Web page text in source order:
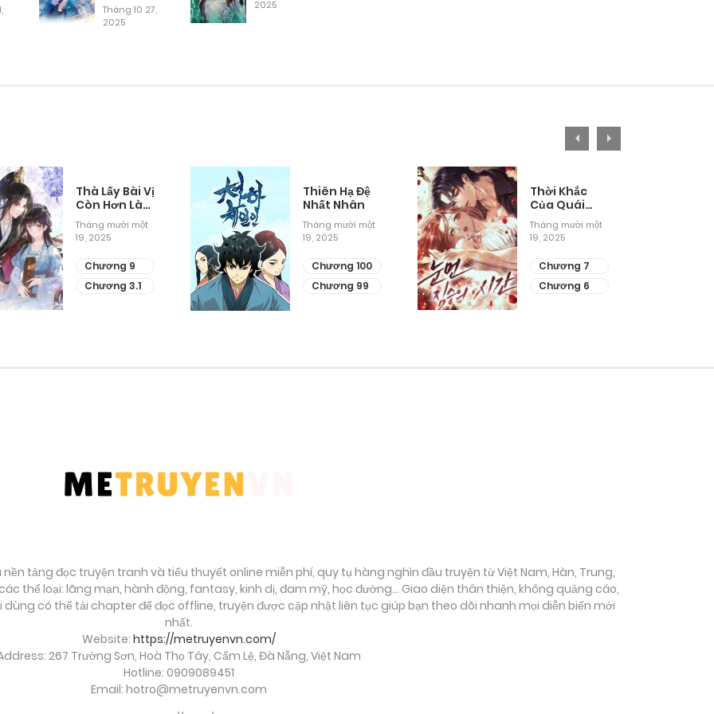
Tháng 9 28, 2025
Tháng 9 28, 2025
Tháng 9 28, 2025
Tháng 9 28, 2025
Tháng 9 28, 2025
Tháng 9 28, 2025
Tháng 10 27,
2025
2025
Thà Lấy Bài Vị
Còn Hơn Làm
Thiếp
Tháng mười một
19, 2025
Chương 9
Chương 3.1
Thiên Hạ Đệ
Nhất Nhân
Tháng mười một
19, 2025
Chương 100
Chương 99
Thời Khắc
Của Quái
Thú Mù
Tháng mười một
19, 2025
Chương 7
Chương 6
nền tảng đọc truyện tranh và tiểu thuyết online miễn phí, quy tụ hàng nghìn đầu truyện từ Việt Nam, Hàn, Trung,
thể loại: lãng mạn, hành động, fantasy, kinh dị, đam mỹ, học đường… Giao diện thân thiện, không quảng cáo,
có thể tải chapter để đọc offline, truyện được cập nhật liên tục giúp bạn theo dõi nhanh mọi diễn biến mới
nhất.
Website: https://metruyenvn.com/
267 Trường Sơn, Hoà Thọ Tây, Cẩm Lệ, Đà Nẵng, Việt Nam
Hotline: 0909089451
Email: hotro@metruyenvn.com